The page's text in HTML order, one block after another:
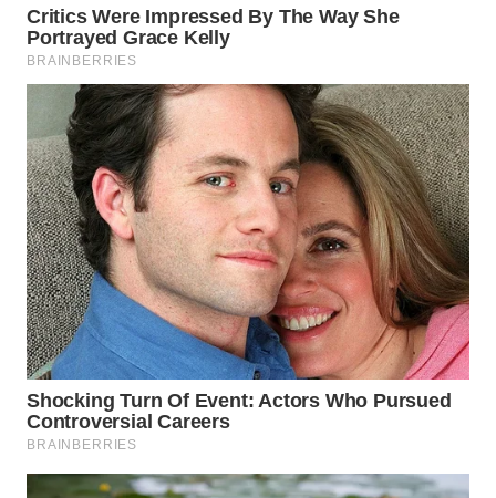
WN
DAIRI
WN
DANAU
TOBA
WN
NIAS
WN
LANGKAT
WN
TAPANULI
SELATAN
WN